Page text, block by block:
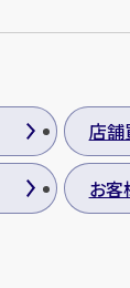
店舗
お客